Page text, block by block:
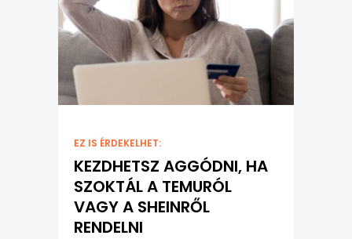
EZ IS ÉRDEKELHET:
KEZDHETSZ AGGÓDNI, HA
SZOKTÁL A TEMURÓL
VAGY A SHEINRŐL
RENDELNI